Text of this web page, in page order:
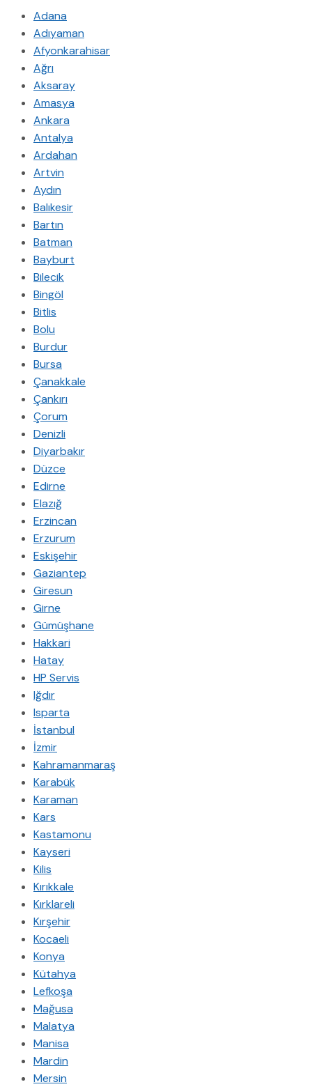
Adana
Adıyaman
Afyonkarahisar
Ağrı
Aksaray
Amasya
Ankara
Antalya
Ardahan
Artvin
Aydın
Balıkesir
Bartın
Batman
Bayburt
Bilecik
Bingöl
Bitlis
Bolu
Burdur
Bursa
Çanakkale
Çankırı
Çorum
Denizli
Diyarbakır
Düzce
Edirne
Elazığ
Erzincan
Erzurum
Eskişehir
Gaziantep
Giresun
Girne
Gümüşhane
Hakkari
Hatay
HP Servis
Iğdır
Isparta
İstanbul
İzmir
Kahramanmaraş
Karabük
Karaman
Kars
Kastamonu
Kayseri
Kilis
Kırıkkale
Kırklareli
Kırşehir
Kocaeli
Konya
Kütahya
Lefkoşa
Mağusa
Malatya
Manisa
Mardin
Mersin